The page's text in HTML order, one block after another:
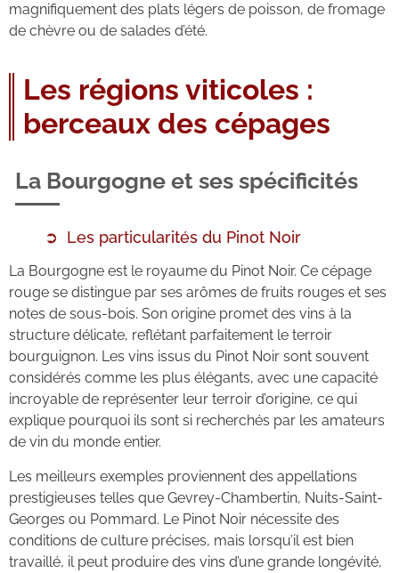
magnifiquement des plats légers de poisson, de fromage
de chèvre ou de salades d’été.
Les régions viticoles :
berceaux des cépages
La Bourgogne et ses spécificités
Les particularités du Pinot Noir
La Bourgogne est le royaume du Pinot Noir. Ce cépage
rouge se distingue par ses arômes de fruits rouges et ses
notes de sous-bois. Son origine promet des vins à la
structure délicate, reflétant parfaitement le terroir
bourguignon. Les vins issus du Pinot Noir sont souvent
considérés comme les plus élégants, avec une capacité
incroyable de représenter leur terroir d’origine, ce qui
explique pourquoi ils sont si recherchés par les amateurs
de vin du monde entier.
Les meilleurs exemples proviennent des appellations
prestigieuses telles que Gevrey-Chambertin, Nuits-Saint-
Georges ou Pommard. Le Pinot Noir nécessite des
conditions de culture précises, mais lorsqu’il est bien
travaillé, il peut produire des vins d’une grande longévité,